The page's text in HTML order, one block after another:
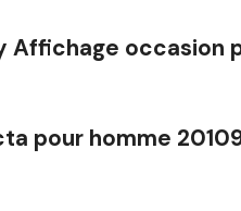
Affichage occasion
pour homme